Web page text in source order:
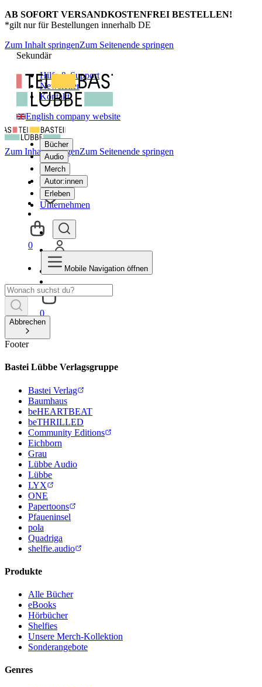
AB SOFORT VERSANDKOSTENFREI BESTELLEN!
*gilt nur für Bestellungen innerhalb DE
Zum Inhalt springenZum Seitenende springen
Sekundär
Hilfe & Support
Newsletter
Kontakt
English company website
Bücher
Audio
Merch
Autor:innen
Erleben
Unternehmen
0
Zum Inhalt springenZum Seitenende springen
0
Mobile Navigation öffnen
Abbrechen
Footer
Bastei Lübbe Verlagsgruppe
Bastei Verlag
Baumhaus
beHEARTBEAT
beTHRILLED
Community Editions
Eichborn
Grau
Lübbe Audio
Lübbe
LYX
ONE
Papertoons
Pfaueninsel
pola
Quadriga
shelfie.audio
Produkte
Alle Bücher
eBooks
Hörbücher
Shelfies
Unsere Merch-Kollektion
Sonderangebote
Genres